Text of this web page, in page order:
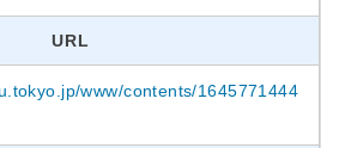
URL
www/contents/1645771444